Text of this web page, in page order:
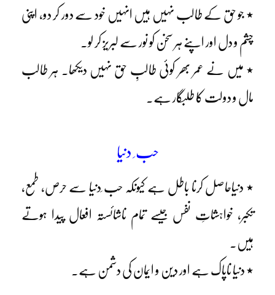
٭ جو حق کے طالب نہیں ہیں انہیں خود سے دور کر دو، اپنی
چشم و دل اور اپنے ہر سخن کو نور سے لبریز کر لو۔
٭ میں نے عمر بھر کوئی طالبِ حق نہیں دیکھا۔ ہر طالب
مال و دولت کا طلبگار ہے۔
حب ِ دنیا
٭ دنیاحاصل کرنا باطل ہے کیونکہ حب ِدنیا سے حرص، طمع،
تکبر، خواہشاتِ نفس جیسے تمام ناشائستہ افعال پیدا ہوتے
ہیں۔
٭ دنیا ناپاک ہے اور دین و ایمان کی دشمن ہے۔